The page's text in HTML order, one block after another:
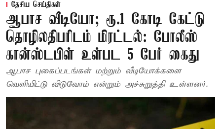
தேசிய செய்திகள்
ஆபாச வீடியோ; ரூ.1 கோடி கேட்டு
தொழிலதிபரிடம் மிரட்டல்: போலீஸ்
கான்ஸ்டபிள் உள்பட 5 பேர் கைது
ஆபாச புகைப்படங்கள் மற்றும் வீடியோக்களை
வெளியிட்டு விடுவோம் என்றும் அச்சுறுத்தி உள்ளனர்.